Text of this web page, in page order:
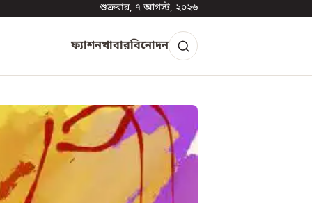
শুক্রবার, ৭ আগস্ট, ২০২৬
ফ্যাশনখাবারবিনোদন